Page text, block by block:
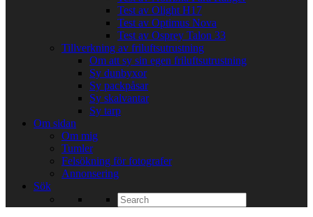
Test av Olight H17
Test av Optimus Nova
Test av Osprey Talon 33
Tillverkning av friluftsutrustning
Om att sy sin egen friluftsutrustning
Sy dunbyxor
Sy packpåsar
Sy skalvantar
Sy tarp
Om sidan
Om mig
Tumler
Felsökning för fotografer
Annonsering
Sök
Search
for: